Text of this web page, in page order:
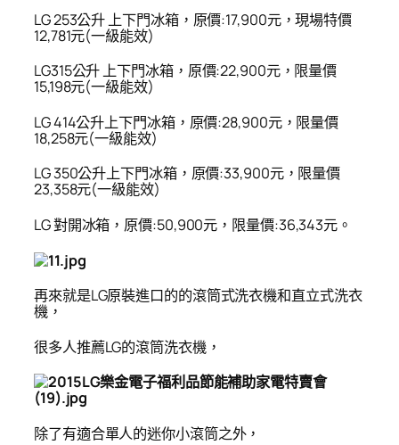
LG 253公升 上下門冰箱，原價:17,900元，現場特價
12,781元(一級能效)
LG315公升 上下門冰箱，原價:22,900元，限量價
15,198元(一級能效)
LG 414公升上下門冰箱，原價:28,900元，限量價
18,258元(一級能效)
LG 350公升上下門冰箱，原價:33,900元，限量價
23,358元(一級能效)
LG對開冰箱，原價:50,900元，限量價:36,343元。
再來就是LG原裝進口的的滾筒式洗衣機和直立式洗衣
機，
很多人推薦LG的滾筒洗衣機，
除了有適合單人的迷你小滾筒之外，